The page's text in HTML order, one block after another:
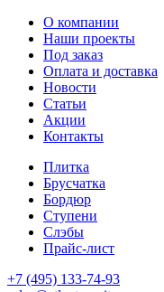
О компании
Наши проекты
Под заказ
Оплата и доставка
Новости
Статьи
Акции
Контакты
Плитка
Брусчатка
Бордюр
Ступени
Слэбы
Прайс-лист
+7 (495) 133-74-93